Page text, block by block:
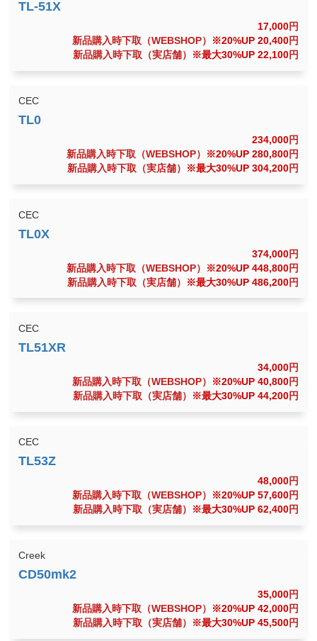
17,000円
新品購入時下取（WEBSHOP）
※20%UP 20,400円
新品購入時下取（実店舗）
※最大30%UP 22,100円
CEC
234,000円
新品購入時下取（WEBSHOP）
※20%UP 280,800円
新品購入時下取（実店舗）
※最大30%UP 304,200円
CEC
374,000円
新品購入時下取（WEBSHOP）
※20%UP 448,800円
新品購入時下取（実店舗）
※最大30%UP 486,200円
CEC
34,000円
新品購入時下取（WEBSHOP）
※20%UP 40,800円
新品購入時下取（実店舗）
※最大30%UP 44,200円
CEC
48,000円
新品購入時下取（WEBSHOP）
※20%UP 57,600円
新品購入時下取（実店舗）
※最大30%UP 62,400円
Creek
35,000円
新品購入時下取（WEBSHOP）
※20%UP 42,000円
新品購入時下取（実店舗）
※最大30%UP 45,500円